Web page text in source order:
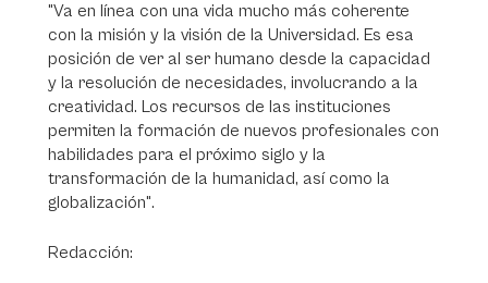
"Va en línea con una vida mucho más coherente
con la misión y la visión de la Universidad. Es esa
posición de ver al ser humano desde la capacidad
y la resolución de necesidades, involucrando a la
creatividad. Los recursos de las instituciones
permiten la formación de nuevos profesionales con
habilidades para el próximo siglo y la
transformación de la humanidad, así como la
globalización".
Redacción: